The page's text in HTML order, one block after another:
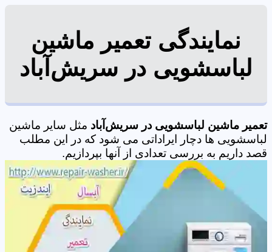
نمایندگی تعمیر ماشین
لباسشویی در سریش‌آباد
تعمیر ماشین لباسشویی در سریش‌آباد مثل سایر ماشین
لباسشویی ها دچار ایراداتی می شود که در این مطلب
قصد داریم به بررسی تعدادی از آنها بپردازیم.